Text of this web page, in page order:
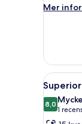
Mer
Mer
Öppna
alla
foton
för
5
8,08,0 av 10
1
(1